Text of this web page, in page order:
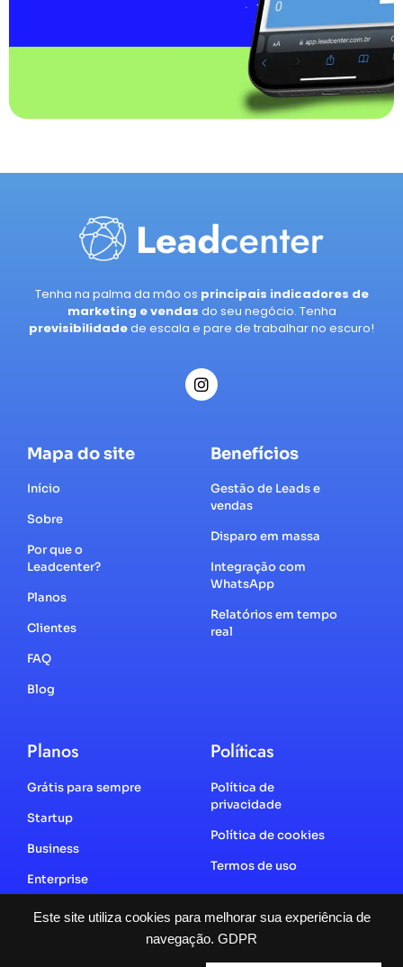
Este site utiliza cookies para melhorar sua experiência de
navegação. GDPR
Tenha na palma da mão os principais indicadores de
marketing e vendas do seu negócio. Tenha
previsibilidadede escala e pare de trabalhar no escuro!
Mapa do site
Início
Sobre
Por que o
Leadcenter?
Planos
Clientes
FAQ
Blog
Benefícios
Gestão de Leads e
vendas
Disparo em massa
Integração com
WhatsApp
Relatórios em tempo
real
Planos
Grátis para sempre
Startup
Business
Enterprise
Políticas
Política de
privacidade
Política de cookies
Termos de uso
2025 | Todos os direitos reservados